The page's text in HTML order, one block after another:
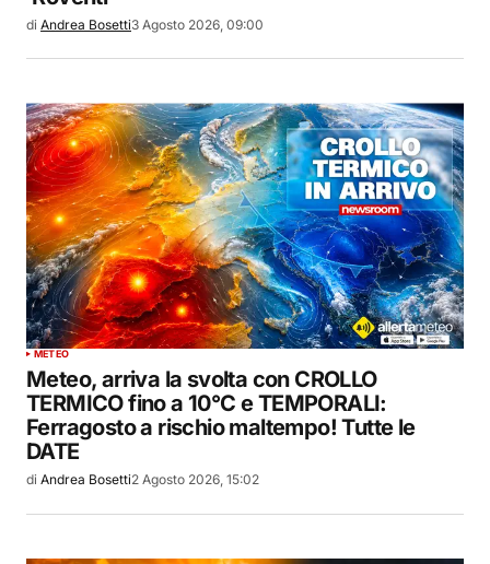
di Andrea Bosetti3 Agosto 2026, 09:00
METEO
Meteo, arriva la svolta con CROLLO
TERMICO fino a 10°C e TEMPORALI:
Ferragosto a rischio maltempo! Tutte le
DATE
di Andrea Bosetti2 Agosto 2026, 15:02